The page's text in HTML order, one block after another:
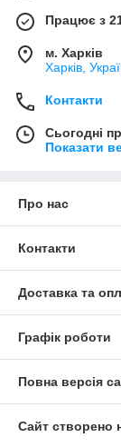
Працює з
м. Харків
Харків,
Контакти
Сьогодні
Показати
Про нас
Контакти
Доставка та
Графік роботи
Повна версія
Сайт створено